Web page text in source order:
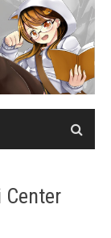
Center